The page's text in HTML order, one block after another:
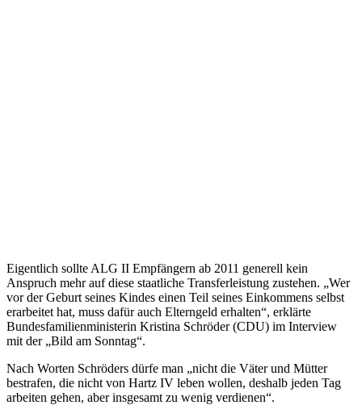
Eigentlich sollte ALG II Empfängern ab 2011 generell kein
Anspruch mehr auf diese staatliche Transferleistung zustehen. „Wer
vor der Geburt seines Kindes einen Teil seines Einkommens selbst
erarbeitet hat, muss dafür auch Elterngeld erhalten“, erklärte
Bundesfamilienministerin Kristina Schröder (CDU) im Interview
mit der „Bild am Sonntag“.
Nach Worten Schröders dürfe man „nicht die Väter und Mütter
bestrafen, die nicht von Hartz IV leben wollen, deshalb jeden Tag
arbeiten gehen, aber insgesamt zu wenig verdienen“.